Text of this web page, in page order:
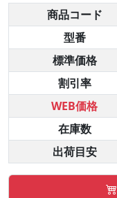
商品コード
型番
標準価格
割引率
WEB価格
在庫数
出荷目安